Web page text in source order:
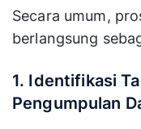
Secara umum,
berlangsung
1. Identifikasi
Pengumpulan